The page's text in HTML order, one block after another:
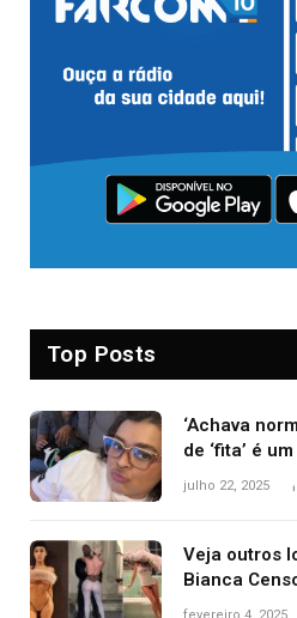
Top Posts
‘Achava
de ‘fita’ é
colorretal;
julho 22, 2025
Veja outros
Bianca
West que